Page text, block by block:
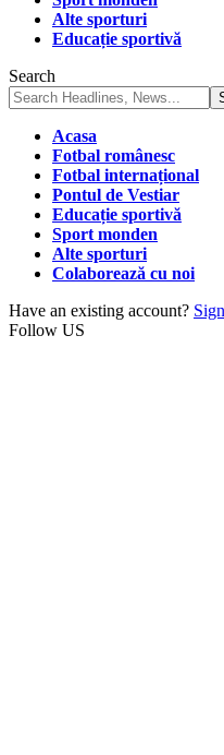
Alte sporturi
Educație sportivă
Search
Acasa
Fotbal românesc
Fotbal internațional
Pontul de Vestiar
Educație sportivă
Sport monden
Alte sporturi
Colaborează cu noi
Have an existing account?
Follow US